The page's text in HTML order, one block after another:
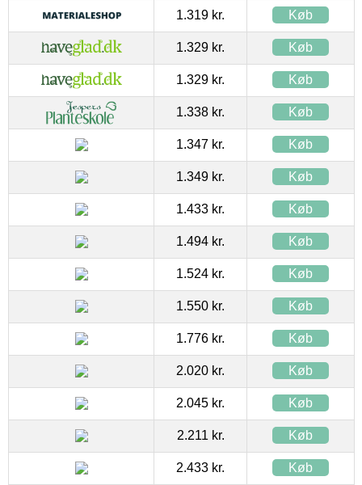
1.319 kr. Køb
1.329 kr. Køb
1.329 kr. Køb
1.338 kr. Køb
1.347 kr. Køb
1.349 kr. Køb
1.433 kr. Køb
1.494 kr. Køb
1.524 kr. Køb
1.550 kr. Køb
1.776 kr. Køb
2.020 kr. Køb
2.045 kr. Køb
2.211 kr. Køb
2.433 kr. Køb